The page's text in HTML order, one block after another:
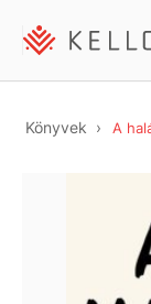
Könyvek A